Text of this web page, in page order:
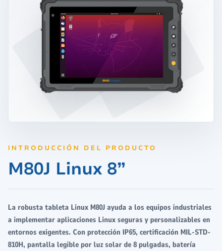
INTRODUCCIÓN DEL PRODUCTO
M80J Linux 8”
La robusta tableta Linux M80J ayuda a los equipos industriales
a implementar aplicaciones Linux seguras y personalizables en
entornos exigentes. Con protección IP65, certificación MIL-STD-
810H, pantalla legible por luz solar de 8 pulgadas, batería